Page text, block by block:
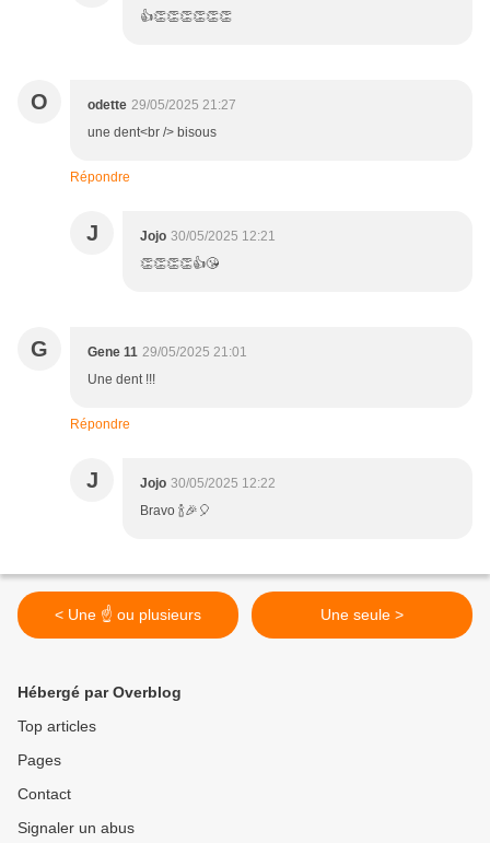
👍👏👏👏👏👏👏
O odette 29/05/2025 21:27
une dent<br /> bisous
Répondre
J Jojo 30/05/2025 12:21
👏👏👏👏👍😘
G Gene 11 29/05/2025 21:01
Une dent !!!
Répondre
J Jojo 30/05/2025 12:22
Bravo 🍾🎉🎈
< Une ☝️ ou plusieurs Une seule >
Hébergé par Overblog
Top articles
Pages
Contact
Signaler un abus